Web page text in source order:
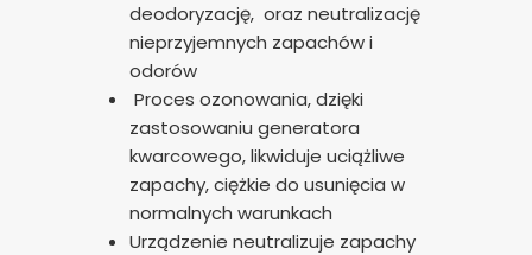
deodoryzację, oraz neutralizację
nieprzyjemnych zapachów i
odorów
Proces ozonowania, dzięki
zastosowaniu generatora
kwarcowego, likwiduje uciążliwe
zapachy, ciężkie do usunięcia w
normalnych warunkach
Urządzenie neutralizuje zapachy